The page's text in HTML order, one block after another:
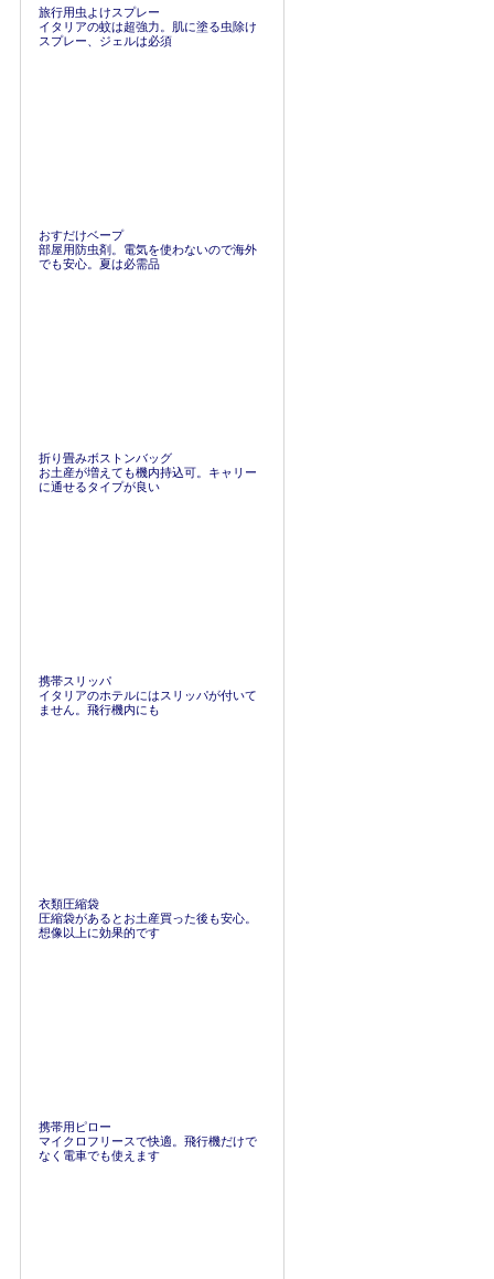
旅行用虫よけスプレー
イタリアの蚊は超強力。肌に塗る虫除け
スプレー、ジェルは必須
おすだけベープ
部屋用防虫剤。電気を使わないので海外
でも安心。夏は必需品
折り畳みボストンバッグ
お土産が増えても機内持込可。キャリー
に通せるタイプが良い
携帯スリッパ
イタリアのホテルにはスリッパが付いて
ません。飛行機内にも
衣類圧縮袋
圧縮袋があるとお土産買った後も安心。
想像以上に効果的です
携帯用ピロー
マイクロフリースで快適。飛行機だけで
なく電車でも使えます